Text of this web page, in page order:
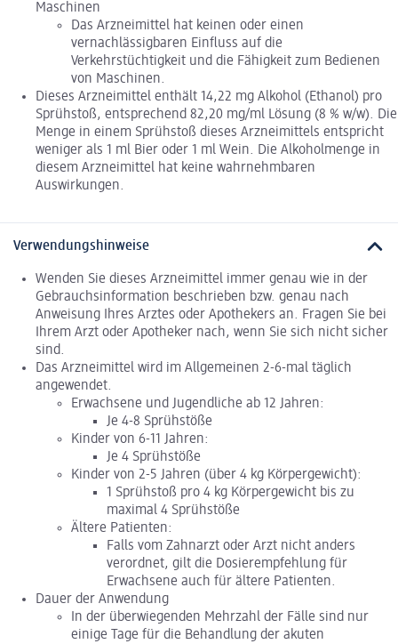
Maschinen
Das Arzneimittel hat keinen oder einen
vernachlässigbaren Einfluss auf die
Verkehrstüchtigkeit und die Fähigkeit zum Bedienen
von Maschinen.
Dieses Arzneimittel enthält 14,22 mg Alkohol (Ethanol) pro
Sprühstoß, entsprechend 82,20 mg/ml Lösung (8 % w/w). Die
Menge in einem Sprühstoß dieses Arzneimittels entspricht
weniger als 1 ml Bier oder 1 ml Wein. Die Alkoholmenge in
diesem Arzneimittel hat keine wahrnehmbaren
Auswirkungen.
Verwendungshinweise
Wenden Sie dieses Arzneimittel immer genau wie in der
Gebrauchsinformation beschrieben bzw. genau nach
Anweisung Ihres Arztes oder Apothekers an. Fragen Sie bei
Ihrem Arzt oder Apotheker nach, wenn Sie sich nicht sicher
sind.
Das Arzneimittel wird im Allgemeinen 2-6-mal täglich
angewendet.
Erwachsene und Jugendliche ab 12 Jahren:
Je 4-8 Sprühstöße
Kinder von 6-11 Jahren:
Je 4 Sprühstöße
Kinder von 2-5 Jahren (über 4 kg Körpergewicht):
1 Sprühstoß pro 4 kg Körpergewicht bis zu
maximal 4 Sprühstöße
Ältere Patienten:
Falls vom Zahnarzt oder Arzt nicht anders
verordnet, gilt die Dosierempfehlung für
Erwachsene auch für ältere Patienten.
Dauer der Anwendung
In der überwiegenden Mehrzahl der Fälle sind nur
einige Tage für die Behandlung der akuten